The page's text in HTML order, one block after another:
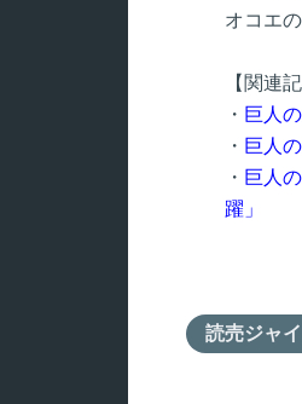
オコエ
【関連
・ 巨人
・ 巨人
・ 巨人
躍」
読売ジャ